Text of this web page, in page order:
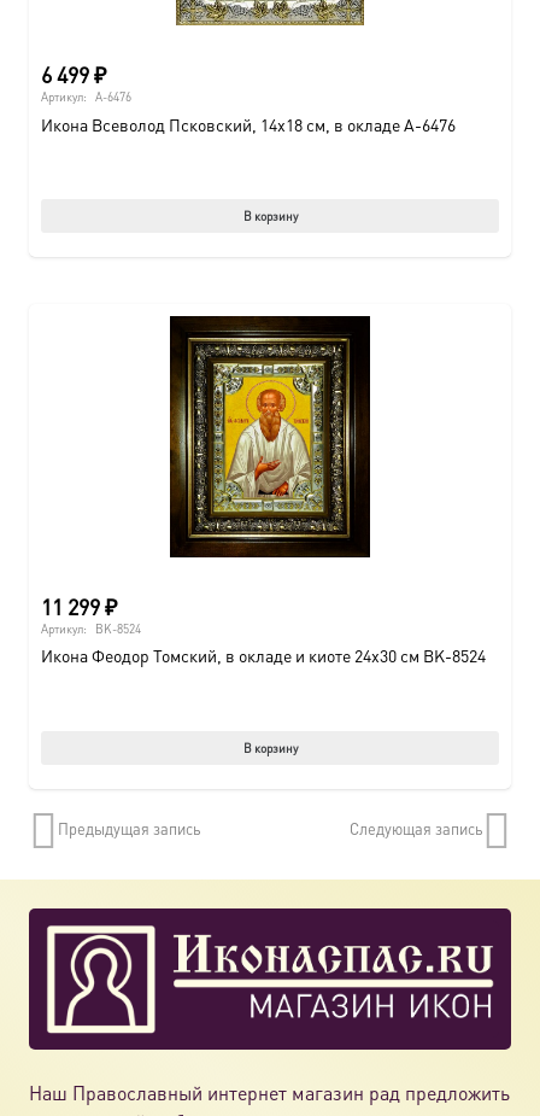
6 499₽
Артикул: A-6476
Икона Всеволод Псковский, 14х18 см, в окладе A-6476
В корзину
11 299₽
Артикул: BK-8524
Икона Феодор Томский, в окладе и киоте 24х30 см BK-8524
В корзину
Предыдущая запись Следующая запись
Наш Православный интернет магазин рад предложить